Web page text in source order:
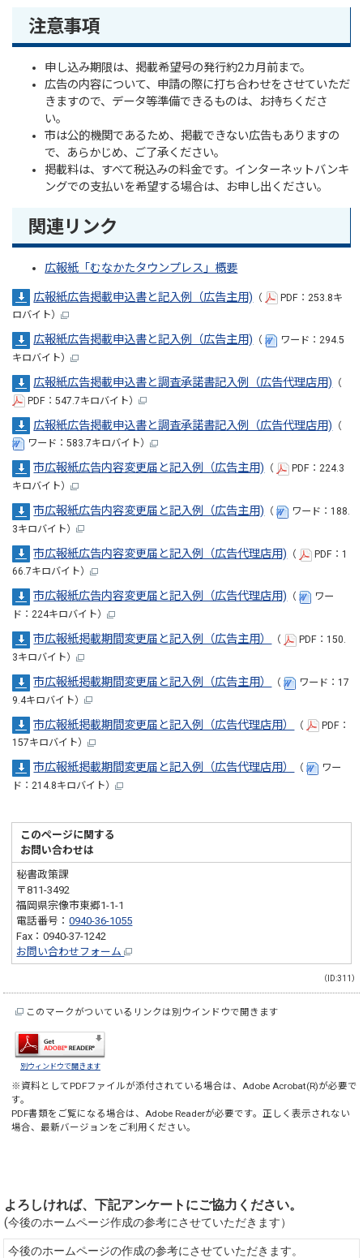
注意事項
申し込み期限は、掲載希望号の発行約2カ月前まで。
広告の内容について、申請の際に打ち合わせをさせていただ
きますので、データ等準備できるものは、お持ちくださ
い。
市は公的機関であるため、掲載できない広告もありますの
で、あらかじめ、ご了承ください。
掲載料は、すべて税込みの料金です。インターネットバンキ
ングでの支払いを希望する場合は、お申し出ください。
関連リンク
広報紙「むなかたタウンプレス」概要
広報紙広告掲載申込書と記入例（広告主用) （
PDF：253.8キ
ロバイト）
広報紙広告掲載申込書と記入例（広告主用) （
ワード：294.5
キロバイト）
広報紙広告掲載申込書と調査承諾書記入例（広告代理店用)
（
PDF：547.7キロバイト）
広報紙広告掲載申込書と調査承諾書記入例（広告代理店用)
（
ワード：583.7キロバイト）
市広報紙広告内容変更届と記入例（広告主用) （
PDF：224.3
キロバイト）
市広報紙広告内容変更届と記入例（広告主用) （
ワード：188.
3キロバイト）
市広報紙広告内容変更届と記入例（広告代理店用) （
PDF：1
66.7キロバイト）
市広報紙広告内容変更届と記入例（広告代理店用) （
ワー
ド：224キロバイト）
市広報紙掲載期間変更届と記入例（広告主用） （
PDF：150.
3キロバイト）
市広報紙掲載期間変更届と記入例（広告主用） （
ワード：17
9.4キロバイト）
市広報紙掲載期間変更届と記入例（広告代理店用） （
PDF：
157キロバイト）
市広報紙掲載期間変更届と記入例（広告代理店用） （
ワー
ド：214.8キロバイト）
このページに関する
お問い合わせは
秘書政策課
〒811-3492
福岡県宗像市東郷1-1-1
電話番号：0940-36-1055
Fax：0940-37-1242
お問い合わせフォーム
（ID:311）
このマークがついているリンクは別ウインドウで開きます
別ウィンドウで開きます
※資料としてPDFファイルが添付されている場合は、Adobe Acrobat(R)が必要で
す。
PDF書類をご覧になる場合は、Adobe Readerが必要です。正しく表示されない
場合、最新バージョンをご利用ください。